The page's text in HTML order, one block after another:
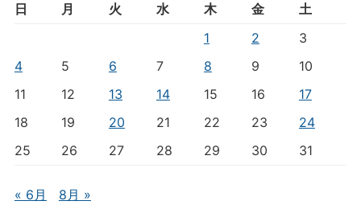
日 月 火 水 木 金
土
1
2
3
4
5 6 7 8 9
10
11
12 13 14 15 16
17
18
19 20 21 22 23
24
25
26 27 28 29 30 31
« 6月 8月 »